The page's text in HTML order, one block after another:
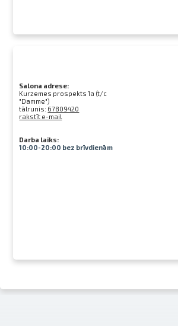
Salona adrese:
Kurzemes prospekts 1a (t/c
"Damme")
tālrunis: 67809420
rakstīt e-mail
Darba laiks:
10:00-20:00 bez brīvdienām